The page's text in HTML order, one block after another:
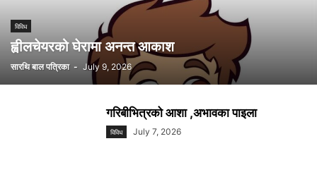
विविध
ह्वीलचेयरको घेरामा अनन्त आकाश
सारथि बाल पत्रिका - July 9, 2026
गरिबीभित्रको आशा ,अभावका पाइला
विविध July 7, 2026